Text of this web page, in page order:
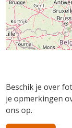
Beschik je over
je opmerkingen
ons op.